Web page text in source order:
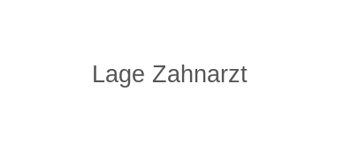
Lage Zahnarzt